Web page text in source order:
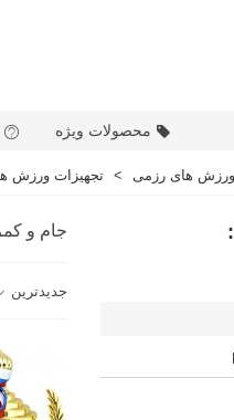
محصولات ویژه
ورزش های رزمی > تجهیزات ورزش
جام و
جدیدترین